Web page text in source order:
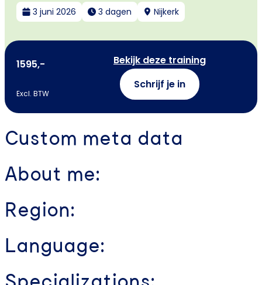
3 juni 2026 3 dagen Nijkerk
1595,-
Excl. BTW
Bekijk deze training
Schrijf je in
Custom meta data
About me:
Region:
Language: